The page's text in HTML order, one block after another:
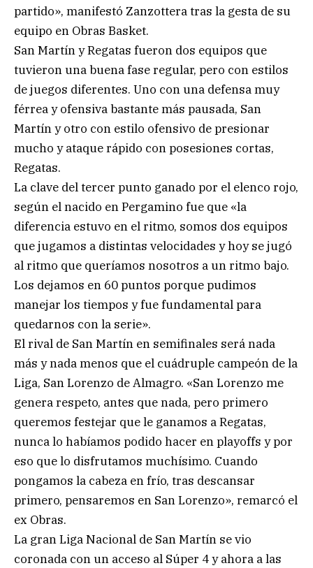
partido», manifestó Zanzottera tras la gesta de su
equipo en Obras Basket.
San Martín y Regatas fueron dos equipos que
tuvieron una buena fase regular, pero con estilos
de juegos diferentes. Uno con una defensa muy
férrea y ofensiva bastante más pausada, San
Martín y otro con estilo ofensivo de presionar
mucho y ataque rápido con posesiones cortas,
Regatas.
La clave del tercer punto ganado por el elenco rojo,
según el nacido en Pergamino fue que «la
diferencia estuvo en el ritmo, somos dos equipos
que jugamos a distintas velocidades y hoy se jugó
al ritmo que queríamos nosotros a un ritmo bajo.
Los dejamos en 60 puntos porque pudimos
manejar los tiempos y fue fundamental para
quedarnos con la serie».
El rival de San Martín en semifinales será nada
más y nada menos que el cuádruple campeón de la
Liga, San Lorenzo de Almagro. «San Lorenzo me
genera respeto, antes que nada, pero primero
queremos festejar que le ganamos a Regatas,
nunca lo habíamos podido hacer en playoffs y por
eso que lo disfrutamos muchísimo. Cuando
pongamos la cabeza en frío, tras descansar
primero, pensaremos en San Lorenzo», remarcó el
ex Obras.
La gran Liga Nacional de San Martín se vio
coronada con un acceso al Súper 4 y ahora a las